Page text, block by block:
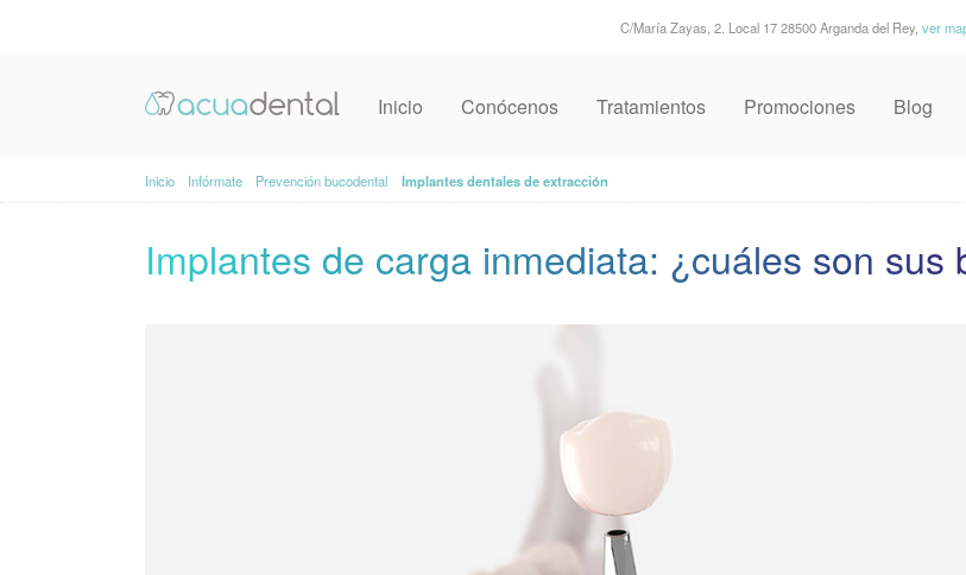
C/María Zayas, 2. Local 17 28500 Arganda del Rey, ver
Inicio Conócenos Tratamientos Promociones Blog
Inicio Infórmate Prevención bucodental Implantes dentales de extracción
Implantes de carga inmediata: ¿cuáles son sus